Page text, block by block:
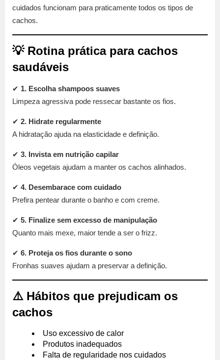
cuidados funcionam para praticamente todos os tipos de
cachos.
💡 Rotina prática para cachos
saudáveis
✔ 1. Escolha shampoos suaves
Limpeza agressiva pode ressecar bastante os fios.
✔ 2. Hidrate regularmente
A hidratação ajuda na elasticidade e definição.
✔ 3. Invista em nutrição capilar
Óleos vegetais ajudam a manter os cachos alinhados.
✔ 4. Desembarace com cuidado
Prefira pentear durante o banho e com creme.
✔ 5. Finalize sem excesso de manipulação
Quanto mais mexe, maior tende a ser o frizz.
✔ 6. Proteja os fios durante o sono
Fronhas suaves ajudam a preservar a definição.
⚠️ Hábitos que prejudicam os
cachos
Uso excessivo de calor
Produtos inadequados
Falta de regularidade nos cuidados